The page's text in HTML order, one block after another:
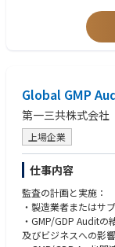
・グローバルレベル
・その他人事領域（
資格身分行動特性な
・英語による書面・
・多様な視点・情報
資格身分行動特性な
・TOEIC750点以上
Global GMP
第一三共株式会社
上場企業
仕事内容
監査の計画と実施：
・製造業者またはサ
・GMP/GDP Audit
及びビジネスへの影